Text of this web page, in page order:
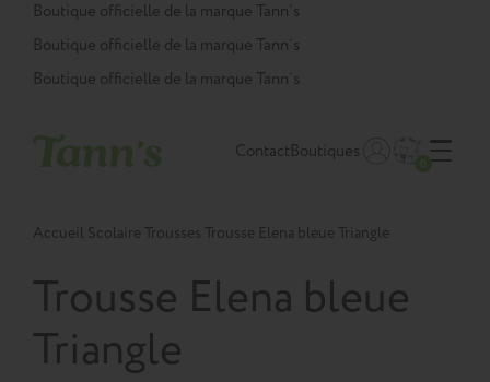
Panneau de gestion des cookies
Boutique officielle de la marque Tann’s
Boutique officielle de la marque Tann’s
Boutique officielle de la marque Tann’s
ContactBoutiques
Accueil Scolaire Trousses Trousse Elena bleue Triangle
Trousse Elena bleue
Triangle